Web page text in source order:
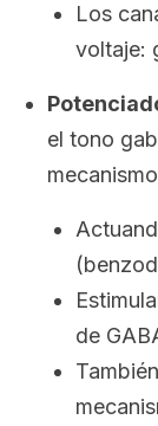
Los
voltaje:
el tono
de